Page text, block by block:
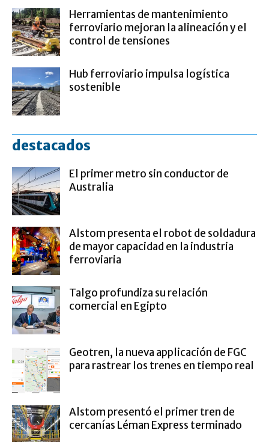
Herramientas de mantenimiento
ferroviario mejoran la alineación y el
control de tensiones
Hub ferroviario impulsa logística
sostenible
destacados
El primer metro sin conductor de
Australia
Alstom presenta el robot de soldadura
de mayor capacidad en la industria
ferroviaria
Talgo profundiza su relación
comercial en Egipto
Geotren, la nueva applicación de FGC
para rastrear los trenes en tiempo real
Alstom presentó el primer tren de
cercanías Léman Express terminado